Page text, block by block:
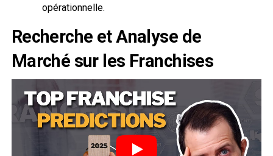
opérationnelle.
Recherche et Analyse de
Marché sur les Franchises